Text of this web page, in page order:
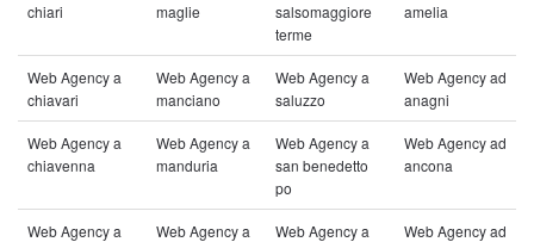
chiari
maglie
salsomaggiore
terme
amelia
Web Agency a
chiavari
Web Agency a
manciano
Web Agency a
saluzzo
Web Agency ad
anagni
Web Agency a
chiavenna
Web Agency a
manduria
Web Agency a
san benedetto
po
Web Agency ad
ancona
Web Agency a
Web Agency a
Web Agency a
Web Agency ad